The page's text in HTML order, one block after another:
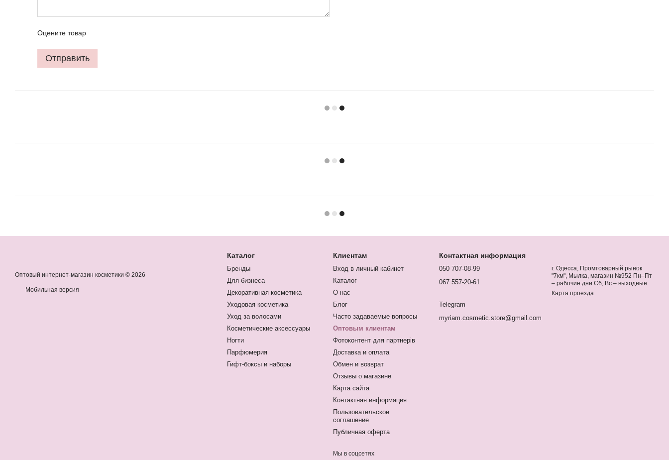
Оцените товар
Отправить
Оптовый интернет-магазин косметики © 2026
Мобильная версия
Каталог
Бренды
Для бизнеса
Декоративная косметика
Уходовая косметика
Уход за волосами
Косметические аксессуары
Ногти
Парфюмерия
Гифт-боксы и наборы
Клиентам
Вход в личный кабинет
Каталог
О нас
Блог
Часто задаваемые вопросы
Оптовым клиентам
Фотоконтент для партнерів
Доставка и оплата
Обмен и возврат
Отзывы о магазине
Карта сайта
Контактная информация
Пользовательское
соглашение
Публичная оферта
Мы в соцсетях
Контактная информация
050 707-08-99
067 557-20-61
Telegram
myriam.cosmetic.store@gmail.com
г. Одесса, Промтоварный рынок
"7км", Мылка, магазин №952 Пн–Пт
– рабочие дни Сб, Вс – выходные
Карта проезда